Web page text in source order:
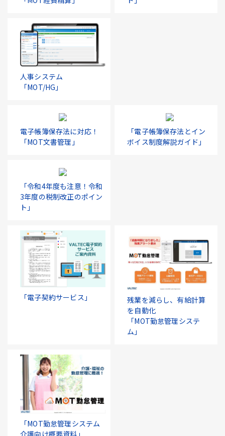
人事システム
「MOT/HG」
電子帳簿保存法に対応！
「MOT文書管理」
「電子帳簿保存法とイン
ボイス制度解説ガイド」
「令和4年度も注意！令和
3年度の税制改正のポイン
ト」
「電子契約サービス」
残業を減らし、有給計算
を自動化
「MOT勤怠管理システ
ム」
「MOT勤怠管理システム